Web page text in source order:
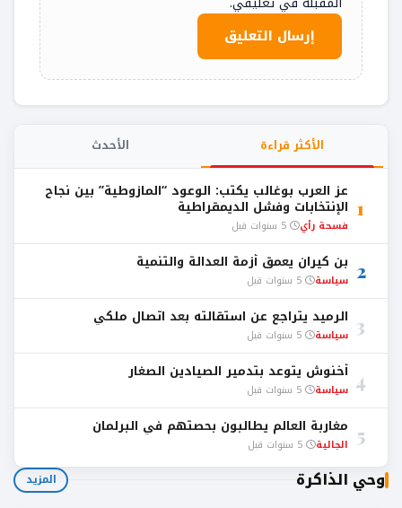
الأكثر قراءة الأحدث
1
عز العرب بوغالب يكتب: الوعود “المازوطية” بين نجاح
الإنتخابات وفشل الديمقراطية
فسحة رأي
2 بن كيران يعمق أزمة العدالة والتنمية
سياسة
3 الرميد يتراجع عن استقالته بعد اتصال ملكي
سياسة
4 أخنوش يتوعد بتدمير الصيادين الصغار
سياسة
5 مغاربة العالم يطالبون بحصتهم في البرلمان
الجالية
وحي الذاكرة المزيد